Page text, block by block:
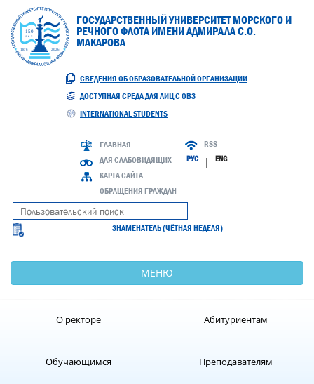
ГОСУДАРСТВЕННЫЙ УНИВЕРСИТЕТ МОРСКОГО И
РЕЧНОГО ФЛОТА ИМЕНИ АДМИРАЛА С.О.
МАКАРОВА
СВЕДЕНИЯ ОБ ОБРАЗОВАТЕЛЬНОЙ ОРГАНИЗАЦИИ
ДОСТУПНАЯ СРЕДА ДЛЯ ЛИЦ С ОВЗ
INTERNATIONAL STUDENTS
ГЛАВНАЯ
ДЛЯ СЛАБОВИДЯЩИХ
КАРТА САЙТА
ОБРАЩЕНИЯ ГРАЖДАН
RSS
РУС | ENG
ЗНАМЕНАТЕЛЬ (ЧЁТНАЯ НЕДЕЛЯ)
МЕНЮ
О ректоре Абитуриентам
Обучающимся Преподавателям